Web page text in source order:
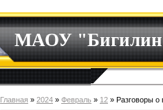
МАОУ
Главная » 2024 » Февраль » 12 » Разговоры о